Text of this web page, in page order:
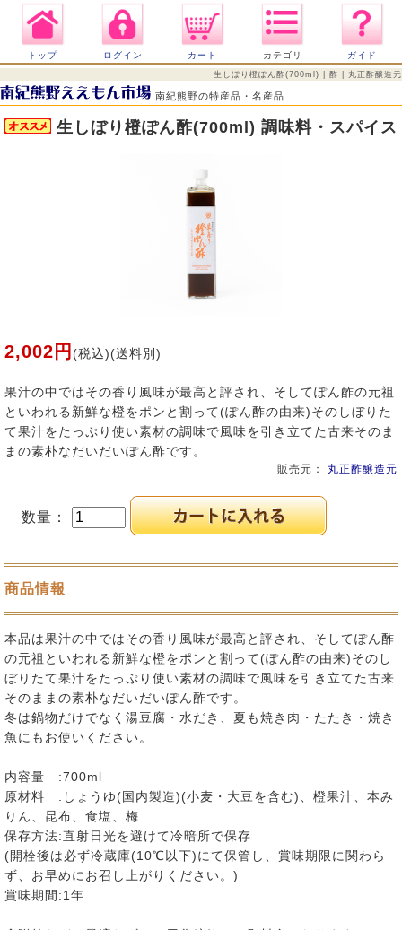
トップ ログイン カート カテゴリ ガイド
生しぼり橙ぽん酢(700ml) | 酢 | 丸正酢醸造元
南紀熊野の特産品・名産品
生しぼり橙ぽん酢(700ml) 調味料・スパイス
2,002円 (税込)(送料別)
果汁の中ではその香り風味が最高と評され、そしてぽん酢の元祖
といわれる新鮮な橙をポンと割って(ぽん酢の由来)そのしぼりた
て果汁をたっぷり使い素材の調味で風味を引き立てた古来そのま
まの素朴なだいだいぽん酢です。
販売元： 丸正酢醸造元
数量：
商品情報
本品は果汁の中ではその香り風味が最高と評され、そしてぽん酢
の元祖といわれる新鮮な橙をポンと割って(ぽん酢の由来)そのし
ぼりたて果汁をたっぷり使い素材の調味で風味を引き立てた古来
そのままの素朴なだいだいぽん酢です。
冬は鍋物だけでなく湯豆腐・水だき、夏も焼き肉・たたき・焼き
魚にもお使いください。
内容量 :700ml
原材料 :しょうゆ(国内製造)(小麦・大豆を含む)、橙果汁、本み
りん、昆布、食塩、梅
保存方法:直射日光を避けて冷暗所で保存
(開栓後は必ず冷蔵庫(10℃以下)にて保管し、賞味期限に関わら
ず、お早めにお召し上がりください。)
賞味期間:1年